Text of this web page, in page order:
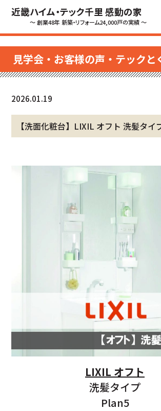
近畿ハイム・テック千里 感動の家
～ 創業48年 新築・リフォーム24,000戸の実績 ～
見学会・お客様の声・テックと
2026.01.19
【洗面化粧台】LIXIL オフト 洗髪タイ
LIXIL オフト
洗髪タイプ
Plan5